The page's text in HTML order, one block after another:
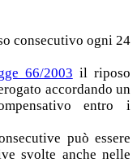
consecutivo ogni 24
66/2003 il riposo
accordando un
entro i
può essere
svolte anche nelle